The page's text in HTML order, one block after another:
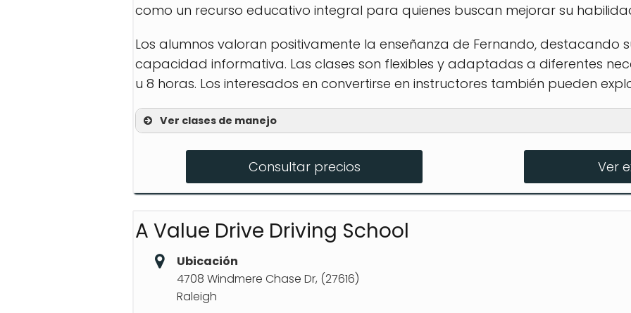
como un recurso educativo integral para quienes buscan mejorar su
Los alumnos valoran positivamente la enseñanza de Fernando, destacando
capacidad informativa. Las clases son flexibles y adaptadas a diferentes
u 8 horas. Los interesados en convertirse en instructores también pueden
Ver clases de manejo
Clases en español
Cursos para instructores
Consultar precios Ver
A Value Drive Driving School
Ubicación
4708 Windmere Chase Dr, (27616)
Raleigh